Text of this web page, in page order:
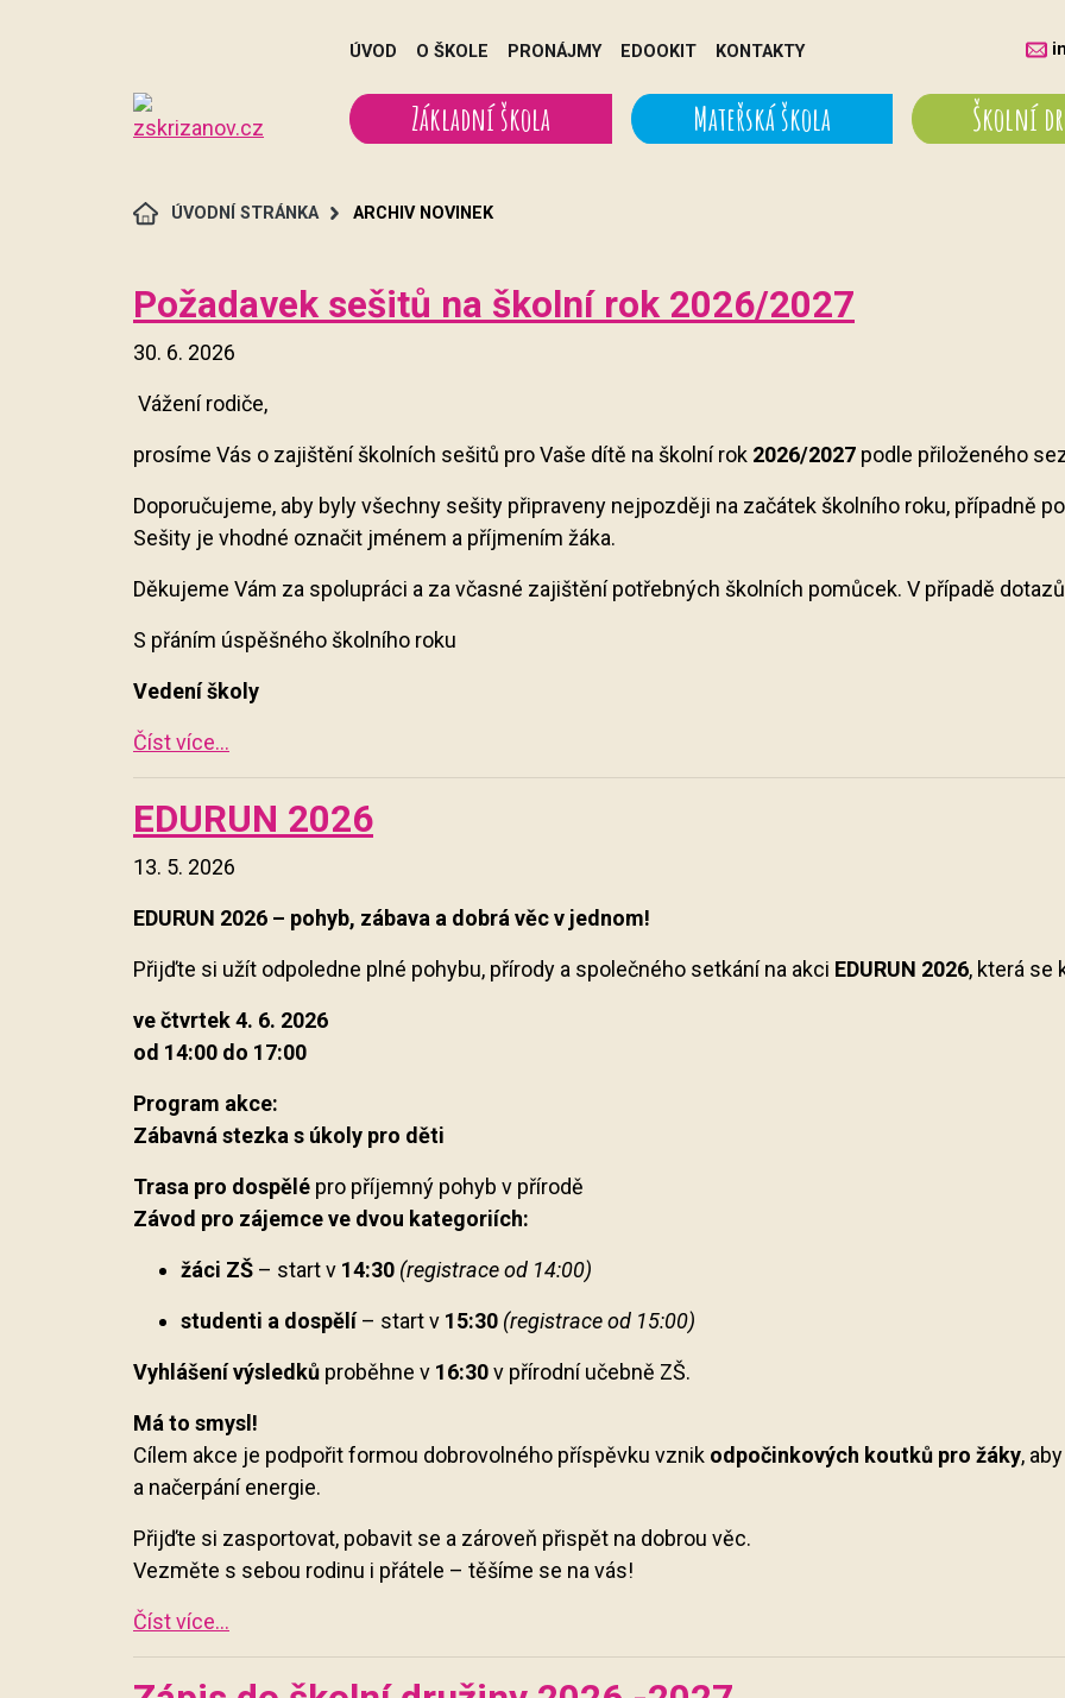
ÚVOD O ŠKOLE PRONÁJMY EDOOKIT KONTAKTY
Základní škola Mateřská škola Školní
ÚVODNÍ STRÁNKA ARCHIV NOVINEK
Požadavek sešitů na školní rok 2026/2027
30. 6. 2026
Vážení rodiče,
prosíme Vás o zajištění školních sešitů pro Vaše dítě na školní rok 2026/2027 podle přiloženého
Doporučujeme, aby byly všechny sešity připraveny nejpozději na začátek školního roku, případně
Sešity je vhodné označit jménem a příjmením žáka.
Děkujeme Vám za spolupráci a za včasné zajištění potřebných školních pomůcek. V případě
S přáním úspěšného školního roku
Vedení školy
Číst více...
EDURUN 2026
13. 5. 2026
EDURUN 2026 – pohyb, zábava a dobrá věc v jednom!
Přijďte si užít odpoledne plné pohybu, přírody a společného setkání na akci EDURUN 2026, která se
ve čtvrtek 4. 6. 2026
od 14:00 do 17:00
Program akce:
Zábavná stezka s úkoly pro děti
Trasa pro dospělé pro příjemný pohyb v přírodě
Závod pro zájemce ve dvou kategoriích:
žáci ZŠ – start v 14:30 (registrace od 14:00)
studenti a dospělí– start v 15:30 (registrace od 15:00)
Vyhlášení výsledků proběhne v 16:30v přírodní učebně ZŠ.
Má to smysl!
Cílem akce je podpořit formou dobrovolného příspěvku vznik odpočinkových koutků pro žáky,
a načerpání energie.
Přijďte si zasportovat, pobavit se a zároveň přispět na dobrou věc.
Vezměte s sebou rodinu i přátele – těšíme se na vás!
Číst více...